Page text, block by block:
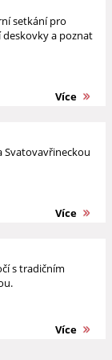
setkání pro
a poznat
Více
Svatovavřineckou
Více
s tradičním
Více